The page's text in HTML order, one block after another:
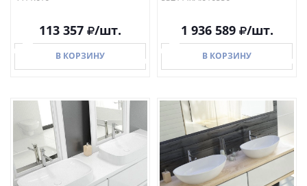
113 357 /шт.
В КОРЗИНУ
В КОРЗИНУ
1 936 589 /шт.
В КОРЗИНУ
В КОРЗИНУ